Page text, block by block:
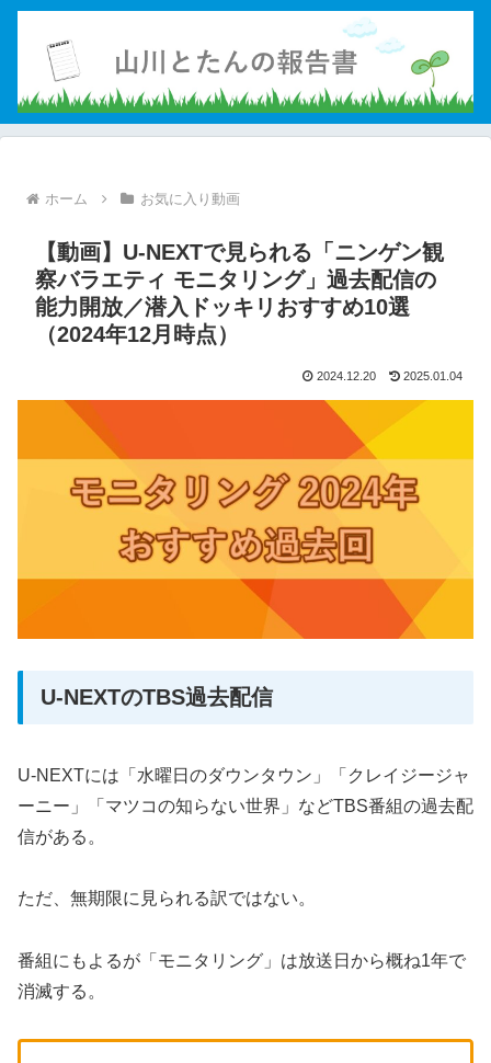
ホーム お気に入り動画
【動画】U-NEXTで見られる「ニンゲン観
察バラエティ モニタリング」過去配信の
能力開放／潜入ドッキリおすすめ10選
（2024年12月時点）
2024.12.20 2025.01.04
U-NEXTのTBS過去配信
U-NEXTには「水曜日のダウンタウン」「クレイジージャ
ーニー」「マツコの知らない世界」などTBS番組の過去配
信がある。
ただ、無期限に見られる訳ではない。
番組にもよるが「モニタリング」は放送日から概ね1年で
消滅する。